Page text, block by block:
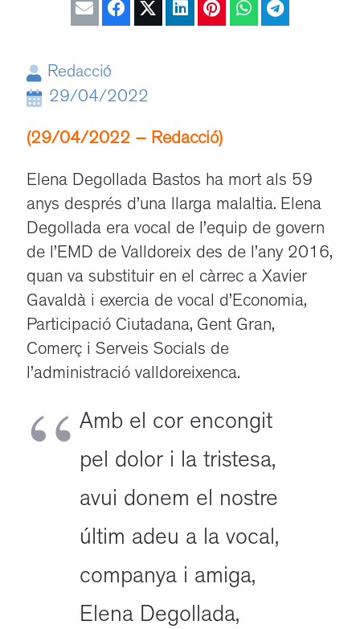
Redacció
29/04/2022
(29/04/2022 – Redacció)
Elena Degollada Bastos ha mort als 59
anys després d’una llarga malaltia. Elena
Degollada era vocal de l’equip de govern
de l’EMD de Valldoreix des de l’any 2016,
quan va substituir en el càrrec a Xavier
Gavaldà i exercia de vocal d’Economia,
Participació Ciutadana, Gent Gran,
Comerç i Serveis Socials de
l’administració valldoreixenca.
Amb el cor encongit
pel dolor i la tristesa,
avui donem el nostre
últim adeu a la vocal,
companya i amiga,
Elena Degollada,